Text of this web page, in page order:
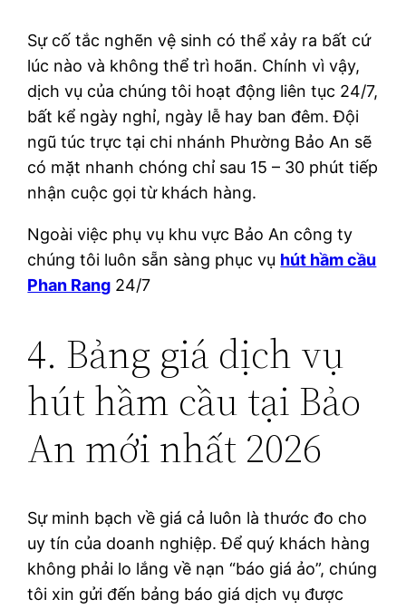
Sự cố tắc nghẽn vệ sinh có thể xảy ra bất cứ
lúc nào và không thể trì hoãn. Chính vì vậy,
dịch vụ của chúng tôi hoạt động liên tục 24/7,
bất kể ngày nghỉ, ngày lễ hay ban đêm. Đội
ngũ túc trực tại chi nhánh Phường Bảo An sẽ
có mặt nhanh chóng chỉ sau 15 – 30 phút tiếp
nhận cuộc gọi từ khách hàng.
Ngoài việc phụ vụ khu vực Bảo An công ty
chúng tôi luôn sẵn sàng phục vụ hút hầm cầu
Phan Rang 24/7
4. Bảng giá dịch vụ
hút hầm cầu tại Bảo
An mới nhất 2026
Sự minh bạch về giá cả luôn là thước đo cho
uy tín của doanh nghiệp. Để quý khách hàng
không phải lo lắng về nạn “báo giá ảo”, chúng
tôi xin gửi đến bảng báo giá dịch vụ được